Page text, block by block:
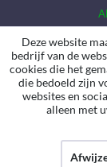
Deze website
bedrijf van de
cookies die het
die bedoeld zijn
websites en
alleen met